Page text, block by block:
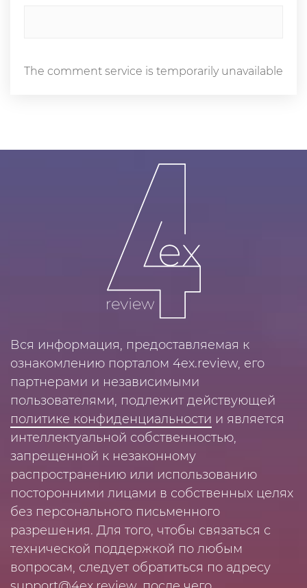
The comment service is temporarily unavailable
Вся информация, предоставляемая к
ознакомлению порталом 4ex.review, его
партнерами и независимыми
пользователями, подлежит действующей
политике конфиденциальности и является
интеллектуальной собственностью,
запрещенной к незаконному
распространению или использованию
посторонними лицами в собственных целях
без персонального письменного
разрешения. Для того, чтобы связаться с
технической поддержкой по любым
вопросам, следует обратиться по адресу